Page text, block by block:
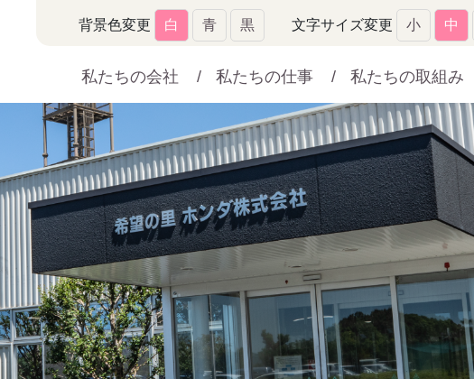
私たちの会社 私たちの仕事 私たちの取組み
背景色変更 白 青 黒 文字サイズ変更 小 中